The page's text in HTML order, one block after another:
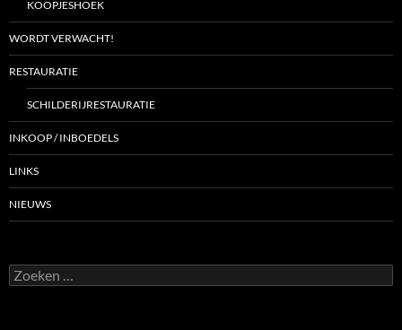
KOOPJESHOEK
WORDT VERWACHT!
RESTAURATIE
SCHILDERIJRESTAURATIE
INKOOP / INBOEDELS
LINKS
NIEUWS
Zoeken
naar: